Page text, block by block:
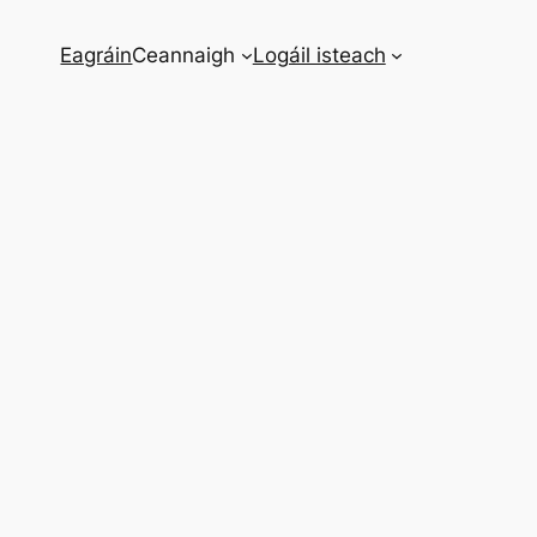
EagráinCeannaigh Logáil isteach